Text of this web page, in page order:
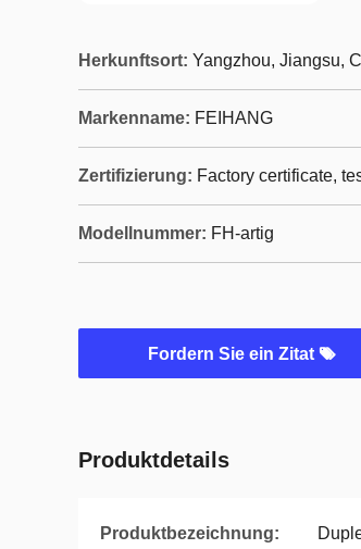
Herkunftsort: Yangzhou, Jiangsu,
Markenname: FEIHANG
Zertifizierung: Factory certificate,
Modellnummer: FH-artig
Fordern Sie ein Zitat
Produktdetails
Produktbezeichnung: